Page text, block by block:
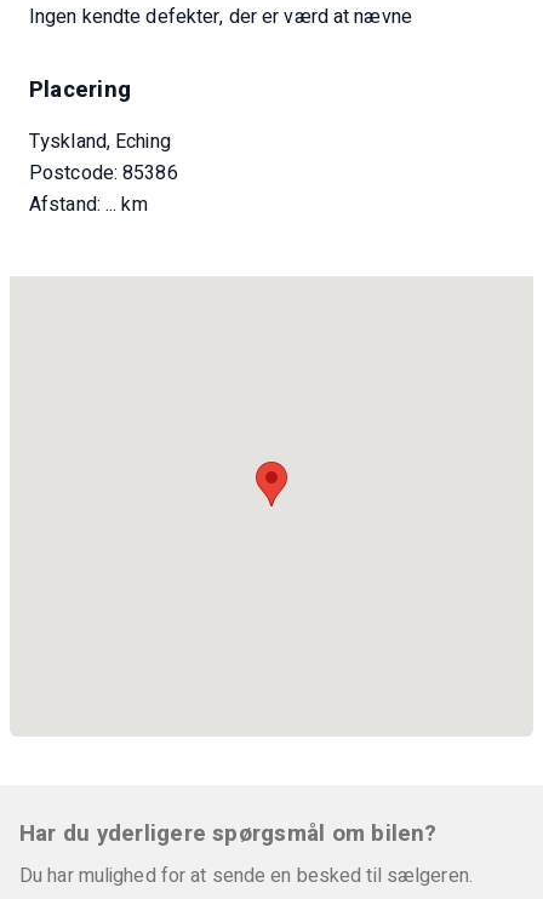
Ingen kendte defekter, der er værd at nævne
Placering
Tyskland, Eching
Postcode: 85386
Afstand:... km
Har du yderligere spørgsmål om bilen?
Du har mulighed for at sende en besked til sælgeren.